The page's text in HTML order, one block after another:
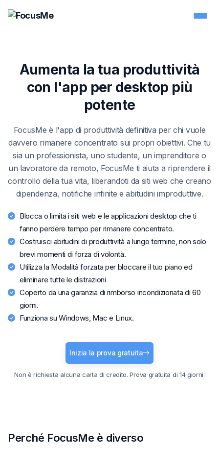
Aumenta la tua produttività
con l'app per desktop più
potente
FocusMe è l'app di produttività definitiva per chi vuole
davvero rimanere concentrato sui propri obiettivi. Che tu
sia un professionista, uno studente, un imprenditore o
un lavoratore da remoto, FocusMe ti aiuta a riprendere il
controllo della tua vita, liberandoti da siti web che creano
dipendenza, notifiche infinite e abitudini improduttive.
Blocca o limita i siti web e le applicazioni desktop che ti
fanno perdere tempo per rimanere concentrato.
Costruisci abitudini di produttività a lungo termine, non solo
brevi momenti di forza di volontà.
Utilizza la Modalità forzata per bloccare il tuo piano ed
eliminare tutte le distrazioni
Coperto da una garanzia di rimborso incondizionata di 60
giorni.
Funziona su Windows, Mac e Linux.
Inizia la prova gratuita
Non è richiesta alcuna carta di credito. Prova gratuita di 14 giorni.
Perché FocusMe è diverso